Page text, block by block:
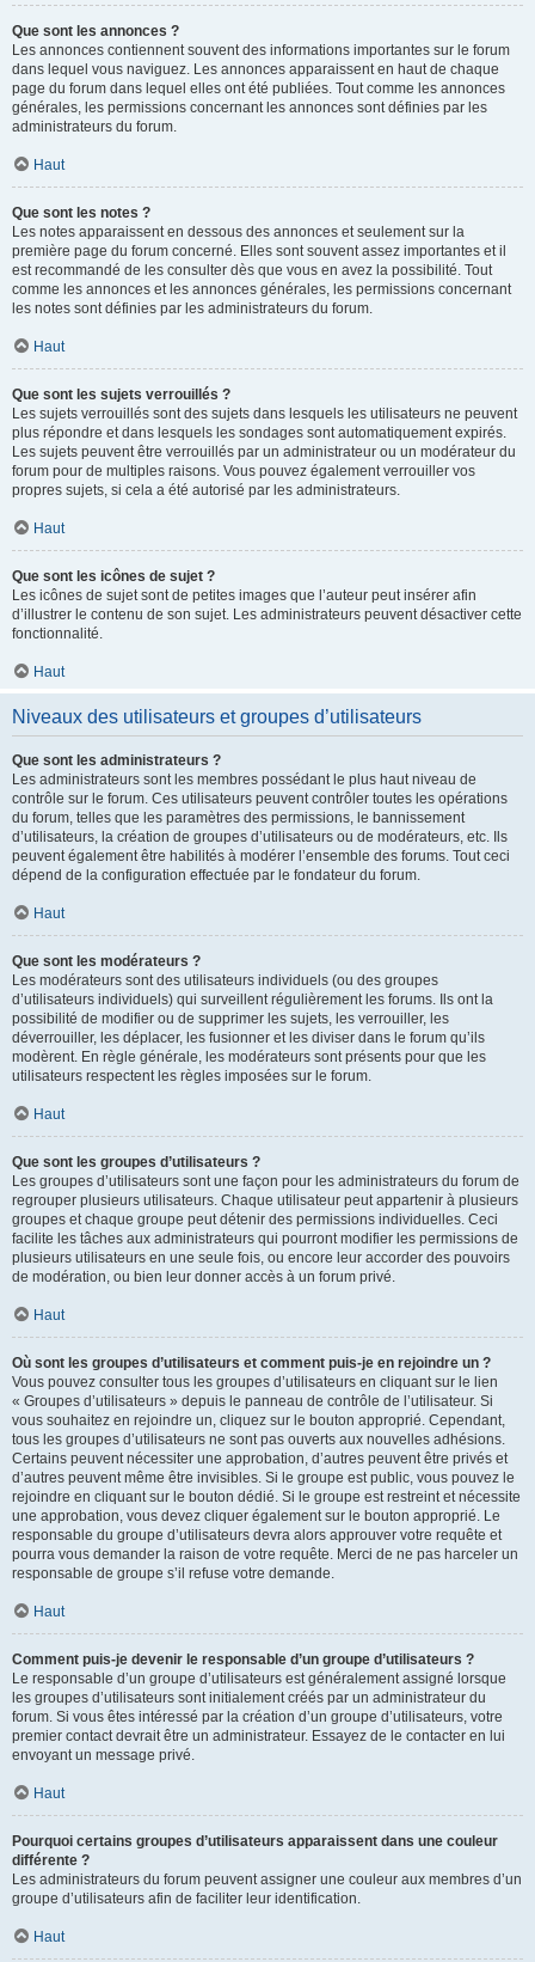
Que sont les annonces ?
Les annonces contiennent souvent des informations importantes sur le forum
dans lequel vous naviguez. Les annonces apparaissent en haut de chaque
page du forum dans lequel elles ont été publiées. Tout comme les annonces
générales, les permissions concernant les annonces sont définies par les
administrateurs du forum.
Haut
Que sont les notes ?
Les notes apparaissent en dessous des annonces et seulement sur la
première page du forum concerné. Elles sont souvent assez importantes et il
est recommandé de les consulter dès que vous en avez la possibilité. Tout
comme les annonces et les annonces générales, les permissions concernant
les notes sont définies par les administrateurs du forum.
Haut
Que sont les sujets verrouillés ?
Les sujets verrouillés sont des sujets dans lesquels les utilisateurs ne peuvent
plus répondre et dans lesquels les sondages sont automatiquement expirés.
Les sujets peuvent être verrouillés par un administrateur ou un modérateur du
forum pour de multiples raisons. Vous pouvez également verrouiller vos
propres sujets, si cela a été autorisé par les administrateurs.
Haut
Que sont les icônes de sujet ?
Les icônes de sujet sont de petites images que l’auteur peut insérer afin
d’illustrer le contenu de son sujet. Les administrateurs peuvent désactiver cette
fonctionnalité.
Haut
Niveaux des utilisateurs et groupes d’utilisateurs
Que sont les administrateurs ?
Les administrateurs sont les membres possédant le plus haut niveau de
contrôle sur le forum. Ces utilisateurs peuvent contrôler toutes les opérations
du forum, telles que les paramètres des permissions, le bannissement
d’utilisateurs, la création de groupes d’utilisateurs ou de modérateurs, etc. Ils
peuvent également être habilités à modérer l’ensemble des forums. Tout ceci
dépend de la configuration effectuée par le fondateur du forum.
Haut
Que sont les modérateurs ?
Les modérateurs sont des utilisateurs individuels (ou des groupes
d’utilisateurs individuels) qui surveillent régulièrement les forums. Ils ont la
possibilité de modifier ou de supprimer les sujets, les verrouiller, les
déverrouiller, les déplacer, les fusionner et les diviser dans le forum qu’ils
modèrent. En règle générale, les modérateurs sont présents pour que les
utilisateurs respectent les règles imposées sur le forum.
Haut
Que sont les groupes d’utilisateurs ?
Les groupes d’utilisateurs sont une façon pour les administrateurs du forum de
regrouper plusieurs utilisateurs. Chaque utilisateur peut appartenir à plusieurs
groupes et chaque groupe peut détenir des permissions individuelles. Ceci
facilite les tâches aux administrateurs qui pourront modifier les permissions de
plusieurs utilisateurs en une seule fois, ou encore leur accorder des pouvoirs
de modération, ou bien leur donner accès à un forum privé.
Haut
Où sont les groupes d’utilisateurs et comment puis-je en rejoindre un ?
Vous pouvez consulter tous les groupes d’utilisateurs en cliquant sur le lien
« Groupes d’utilisateurs » depuis le panneau de contrôle de l’utilisateur. Si
vous souhaitez en rejoindre un, cliquez sur le bouton approprié. Cependant,
tous les groupes d’utilisateurs ne sont pas ouverts aux nouvelles adhésions.
Certains peuvent nécessiter une approbation, d’autres peuvent être privés et
d’autres peuvent même être invisibles. Si le groupe est public, vous pouvez le
rejoindre en cliquant sur le bouton dédié. Si le groupe est restreint et nécessite
une approbation, vous devez cliquer également sur le bouton approprié. Le
responsable du groupe d’utilisateurs devra alors approuver votre requête et
pourra vous demander la raison de votre requête. Merci de ne pas harceler un
responsable de groupe s’il refuse votre demande.
Haut
Comment puis-je devenir le responsable d’un groupe d’utilisateurs ?
Le responsable d’un groupe d’utilisateurs est généralement assigné lorsque
les groupes d’utilisateurs sont initialement créés par un administrateur du
forum. Si vous êtes intéressé par la création d’un groupe d’utilisateurs, votre
premier contact devrait être un administrateur. Essayez de le contacter en lui
envoyant un message privé.
Haut
Pourquoi certains groupes d’utilisateurs apparaissent dans une couleur
différente ?
Les administrateurs du forum peuvent assigner une couleur aux membres d’un
groupe d’utilisateurs afin de faciliter leur identification.
Haut